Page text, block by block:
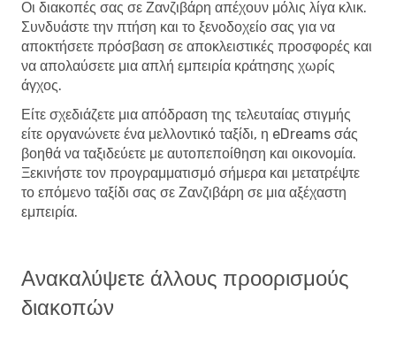
Οι διακοπές σας σε Ζανζιβάρη απέχουν μόλις λίγα κλικ.
Συνδυάστε την πτήση και το ξενοδοχείο σας για να
αποκτήσετε πρόσβαση σε αποκλειστικές προσφορές και
να απολαύσετε μια απλή εμπειρία κράτησης χωρίς
άγχος.
Είτε σχεδιάζετε μια απόδραση της τελευταίας στιγμής
είτε οργανώνετε ένα μελλοντικό ταξίδι, η eDreams σάς
βοηθά να ταξιδεύετε με αυτοπεποίθηση και οικονομία.
Ξεκινήστε τον προγραμματισμό σήμερα και μετατρέψτε
το επόμενο ταξίδι σας σε Ζανζιβάρη σε μια αξέχαστη
εμπειρία.
Ανακαλύψετε άλλους προορισμούς
διακοπών